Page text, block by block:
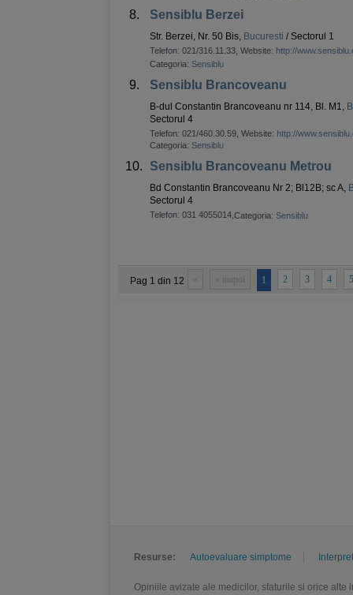
8. Sensiblu Berzei
Str. Berzei, Nr. 50 Bis, Bucuresti / Sectorul 1
Telefon: 021/316.11.33 , Website: http://
Categoria: Sensiblu
9. Sensiblu Brancoveanu
B-dul Constantin Brancoveanu nr 114, Bl. M1,
Sectorul 4
Telefon: 021/460.30.59 , Website: http://
Categoria: Sensiblu
10. Sensiblu Brancoveanu Metrou
Bd Constantin Brancoveanu Nr 2; Bl12B; sc A,
Sectorul 4
Telefon: 031 4055014 Categoria: Sensiblu
Pag 1 din 12 « « inapoi 1 2 3 4 5
Resurse: Autoevaluare simptome
Opiniile avizate ale medicilor, sfaturile si orice